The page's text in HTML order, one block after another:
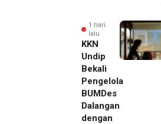
1 hari
lalu
KKN
Undip
Bekali
Pengelola
BUMDes
Dalangan
dengan